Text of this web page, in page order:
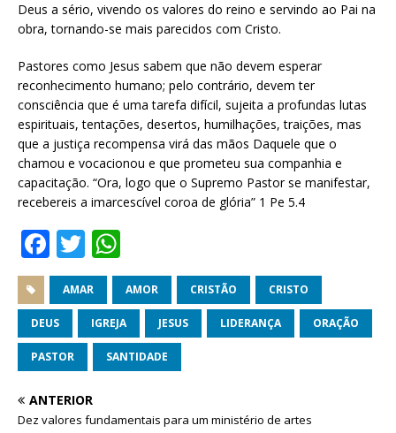
Deus a sério, vivendo os valores do reino e servindo ao Pai na
obra, tornando-se mais parecidos com Cristo.
Pastores como Jesus sabem que não devem esperar
reconhecimento humano; pelo contrário, devem ter
consciência que é uma tarefa difícil, sujeita a profundas lutas
espirituais, tentações, desertos, humilhações, traições, mas
que a justiça recompensa virá das mãos Daquele que o
chamou e vocacionou e que prometeu sua companhia e
capacitação. “Ora, logo que o Supremo Pastor se manifestar,
recebereis a imarcescível coroa de glória” 1 Pe 5.4
F
a
c
e
b
o
T
w
it
te
h
at
s
A
p
AMAR AMOR CRISTÃO CRISTO
DEUS IGREJA JESUS LIDERANÇA ORAÇÃO
PASTOR SANTIDADE
ANTERIOR
Dez valores fundamentais para um ministério de artes